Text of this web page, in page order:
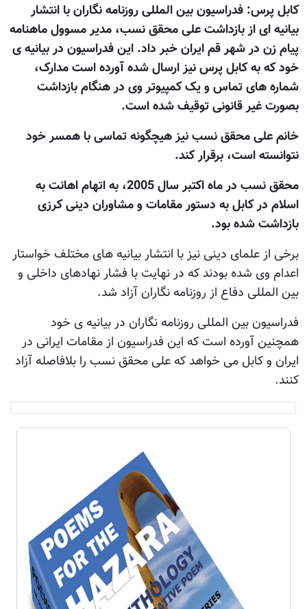
کابل پرس: فدراسيون بين المللی روزنامه نگاران با انتشار
بيانيه ای از بازداشت علی محقق نسب، مدير مسوول ماهنامه
پيام زن در شهر قم ايران خبر داد. اين فدراسيون در بيانيه ی
خود که به کابل پرس نيز ارسال شده آورده است مدارک،
شماره های تماس و يک کمپيوتر وی در هنگام بازداشت
بصورت غير قانونی توقيف شده است.
خانم علی محقق نسب نيز هيچگونه تماسی با همسر خود
نتوانسته است، برقرار کند.
محقق نسب در ماه اکتبر سال 2005، به اتهام اهانت به
اسلام در کابل به دستور مقامات و مشاوران دينی کرزی
بازداشت شده بود.
برخی از علمای دينی نيز با انتشار بيانيه های مختلف خواستار
اعدام وی شده بودند که در نهايت با فشار نهادهای داخلی و
بين المللی دفاع از روزنامه نگاران آزاد شد.
فدراسيون بين المللی روزنامه نگاران در بيانيه ی خود
همچنين آورده است که اين فدراسيون از مقامات ايرانی در
ايران و کابل می خواهد که علی محقق نسب را بلافاصله آزاد
کنند.